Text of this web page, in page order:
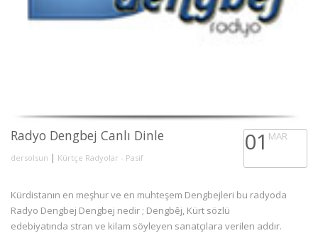
Radyo Dengbej Canlı Dinle
dersolsun | Kürtçe Radyolar - Pasif
01 MAR
Kürdistanın en meşhur ve en muhteşem Dengbejleri bu radyoda
Radyo Dengbej Dengbej nedir ; Dengbêj, Kürt sözlü
edebiyatında stran ve kilam söyleyen sanatçılara verilen addır.